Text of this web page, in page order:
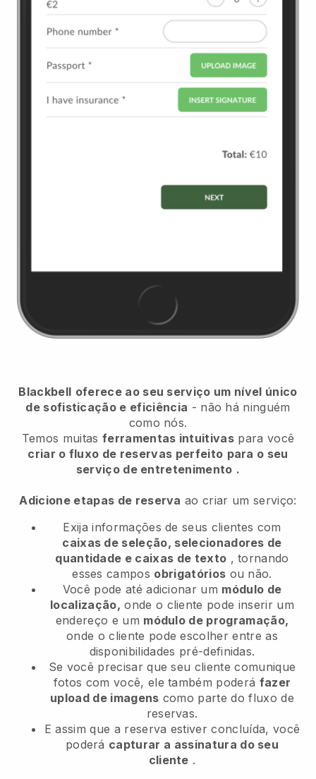
Blackbell oferece ao seu serviço um nível único
de sofisticação e eficiência - não há ninguém
como nós.
Temos muitas ferramentas intuitivas para você
criar o fluxo de reservas perfeito para o seu
serviço de entretenimento .
Adicione etapas de reserva ao criar um serviço:
Exija informações de seus clientes com
caixas de seleção, selecionadores de
quantidade e caixas de texto , tornando
esses campos obrigatórios ou não.
Você pode até adicionar um módulo de
localização, onde o cliente pode inserir um
endereço e um módulo de programação,
onde o cliente pode escolher entre as
disponibilidades pré-definidas.
Se você precisar que seu cliente comunique
fotos com você, ele também poderá fazer
upload de imagens como parte do fluxo de
reservas.
E assim que a reserva estiver concluída, você
poderá capturar a assinatura do seu
cliente .